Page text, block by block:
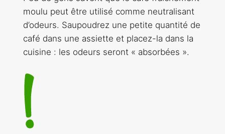
moulu peut être utilisé comme neutralisant
d’odeurs. Saupoudrez une petite quantité de
café dans une assiette et placez-la dans la
cuisine : les odeurs seront « absorbées ».